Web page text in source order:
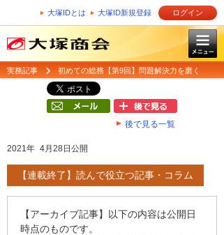
大塚IDとは 大塚ID新規登録 ログイン
実務記事 初めての総務【第9回】問題解決力を磨く
後で見る一覧
2021年 4月28日公開
【連載終了】読んで役立つ記事・コラム
【アーカイブ記事】以下の内容は公開日
時点のものです。